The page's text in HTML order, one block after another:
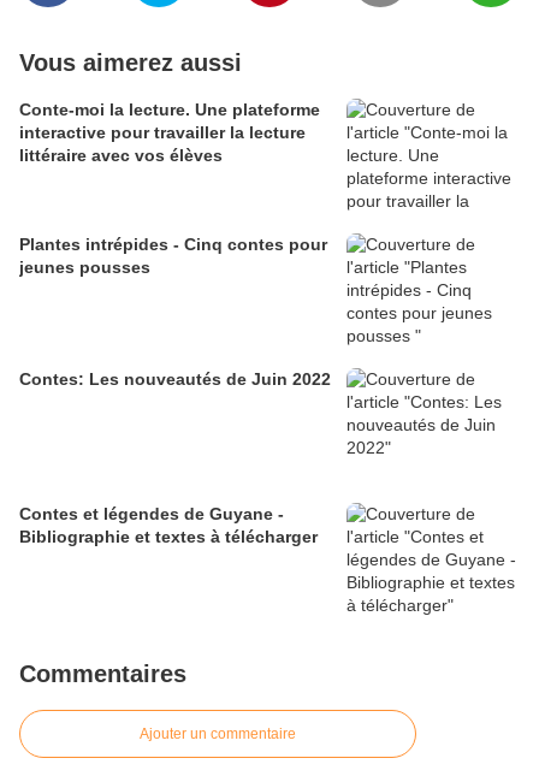
Vous aimerez aussi
Conte-moi la lecture. Une plateforme
interactive pour travailler la lecture
littéraire avec vos élèves
Plantes intrépides - Cinq contes pour
jeunes pousses
Contes: Les nouveautés de Juin 2022
Contes et légendes de Guyane -
Bibliographie et textes à télécharger
Commentaires
Ajouter un commentaire